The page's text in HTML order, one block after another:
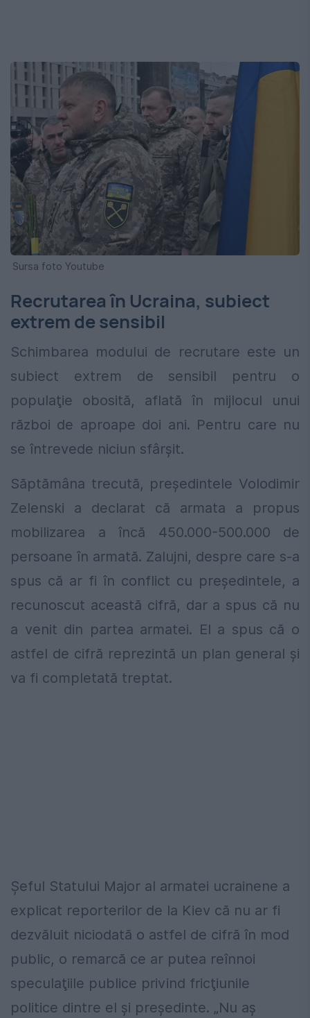
Sursa foto Youtube
Recrutarea în Ucraina, subiect
extrem de sensibil
Schimbarea modului de recrutare este un
subiect extrem de sensibil pentru o
populaţie obosită, aflată în mijlocul unui
război de aproape doi ani. Pentru care nu
se întrevede niciun sfârşit.
Săptămâna trecută, preşedintele Volodimir
Zelenski a declarat că armata a propus
mobilizarea a încă 450.000-500.000 de
persoane în armată. Zalujni, despre care s-a
spus că ar fi în conflict cu preşedintele, a
recunoscut această cifră, dar a spus că nu
a venit din partea armatei. El a spus că o
astfel de cifră reprezintă un plan general şi
va fi completată treptat.
Şeful Statului Major al armatei ucrainene a
explicat reporterilor de la Kiev că nu ar fi
dezvăluit niciodată o astfel de cifră în mod
public, o remarcă ce ar putea reînnoi
speculaţiile publice privind fricţiunile
politice dintre el şi preşedinte. „Nu aş